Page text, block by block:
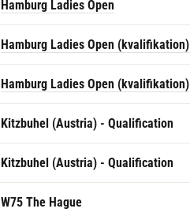
Hamburg Ladies Open
Hamburg Ladies Open (kvalifikation)
Hamburg Ladies Open (kvalifikation)
Kitzbuhel (Austria) - Qualification
Kitzbuhel (Austria) - Qualification
W75 The Hague